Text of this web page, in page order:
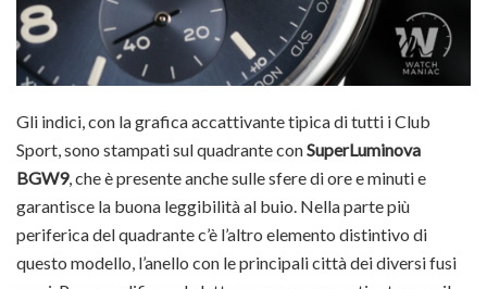
Gli indici, con la grafica accattivante tipica di tutti i Club
Sport, sono stampati sul quadrante conSuperLuminova
BGW9, che è presente anche sulle sfere di ore e minuti e
garantisce la buona leggibilità al buio. Nella parte più
periferica del quadrante c’è l’altro elemento distintivo di
questo modello, l’anello con le principali città dei diversi fusi